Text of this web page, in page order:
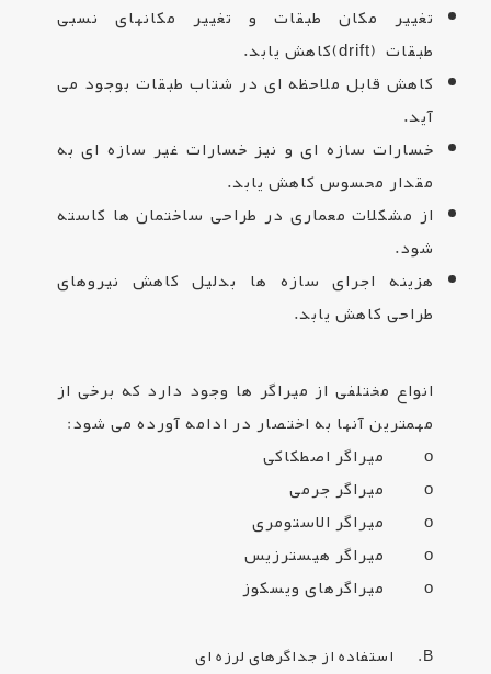
تغییر مکان طبقات و تغییر مکانهای نسبی
طبقات (drift)کاهش یابد.
کاهش قابل ملاحظه ای در شتاب طبقات بوجود می
آید.
خسارات سازه ای و نیز خسارات غیر سازه ای به
مقدار محسوس کاهش یابد.
از مشکلات معماری در طراحی ساختمان ها کاسته
شود.
هزینه اجرای سازه ها بدلیل کاهش نیروهای
طراحی کاهش یابد.
انواع مختلفی از میراگر ها وجود دارد که برخی از
مهمترین آنها به اختصار در ادامه آورده می شود:
o میراگر اصطکاکی
o میراگر جرمی
o میراگر الاستومری
o میراگر هیسترزیس
o میراگرهای ویسکوز
B. استفاده از جداگرهای لرزه ای